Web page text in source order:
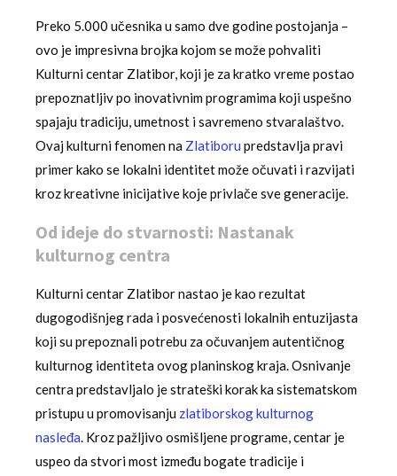
Preko 5.000 učesnika u samo dve godine postojanja –
ovo je impresivna brojka kojom se može pohvaliti
Kulturni centar Zlatibor, koji je za kratko vreme postao
prepoznatljiv po inovativnim programima koji uspešno
spajaju tradiciju, umetnost i savremeno stvaralaštvo.
Ovaj kulturni fenomen na Zlatiboru predstavlja pravi
primer kako se lokalni identitet može očuvati i razvijati
kroz kreativne inicijative koje privlače sve generacije.
Od ideje do stvarnosti: Nastanak
kulturnog centra
Kulturni centar Zlatibor nastao je kao rezultat
dugogodišnjeg rada i posvećenosti lokalnih entuzijasta
koji su prepoznali potrebu za očuvanjem autentičnog
kulturnog identiteta ovog planinskog kraja. Osnivanje
centra predstavljalo je strateški korak ka sistematskom
pristupu u promovisanju zlatiborskog kulturnog
nasleđa. Kroz pažljivo osmišljene programe, centar je
uspeo da stvori most između bogate tradicije i